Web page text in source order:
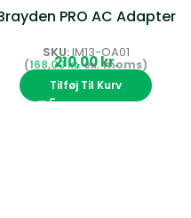
PRO AC Adapter
SKU:IM13-OA01
kr.
168,00kr.
Tilføj Til Kurv